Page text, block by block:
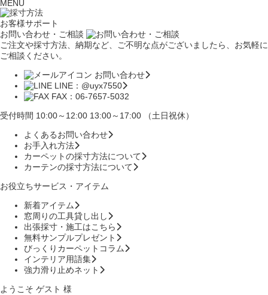
MENU
お客様サポート
お問い合わせ・ご相談
ご注文や採寸方法、納期など、ご不明な点がございましたら、お気軽に
ご相談ください。
お問い合わせ
LINE：@uyx7550
FAX：06-7657-5032
受付時間 10:00～12:00 13:00～17:00 （土日祝休）
よくあるお問い合わせ
お手入れ方法
カーペットの採寸方法について
カーテンの採寸方法について
お役立ちサービス・アイテム
新着アイテム
窓周りの工具貸し出し
出張採寸・施工はこちら
無料サンプルプレゼント
びっくりカーペットコラム
インテリア用語集
強力滑り止めネット
ようこそ ゲスト 様